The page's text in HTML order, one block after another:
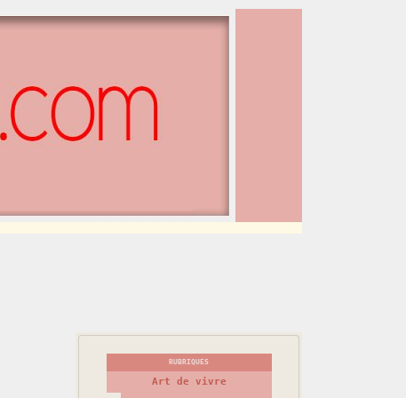
RUBRIQUES
Art de vivre